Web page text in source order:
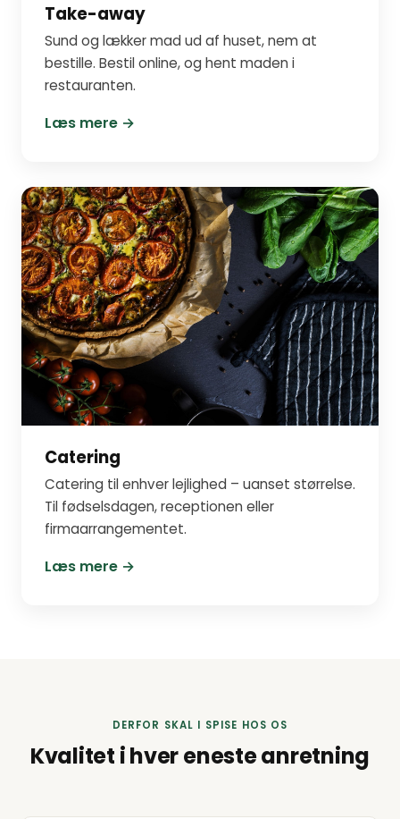
Take-away
Sund og lækker mad ud af huset, nem at
bestille. Bestil online, og hent maden i
restauranten.
Læs mere →
Catering
Catering til enhver lejlighed – uanset størrelse.
Til fødselsdagen, receptionen eller
firmaarrangementet.
Læs mere →
DERFOR SKAL I SPISE HOS OS
Kvalitet i hver eneste anretning